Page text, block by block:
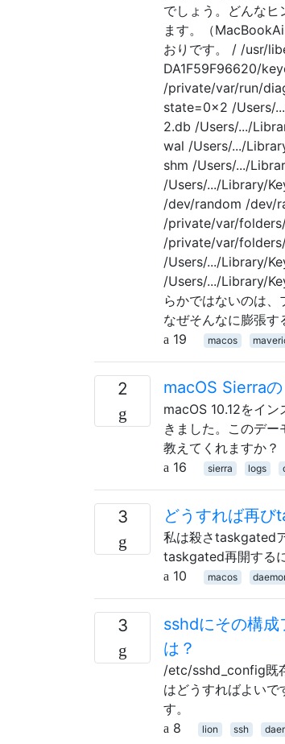
でしょう。どんな
ます。（
おりです。 / /usr/
DA1F59F96620/
/private/var/run/
state=0x2 /Users/
2.db /Users/.../
wal /Users/.../
shm /Users/.../
/Users/.../Library/
/dev/random /dev/
/private/var/
/private/var/
/Users/.../Library/
/Users/.../Library/
らかではないのは
なぜそんなに膨張す
19
macos
2 macOS Sierra
macOS 10.12をイ
きました。このデ
教えてくれますか？
16
sierra logs
3 どうすれば再び
私は殺さtaskgated
taskgated再開する
10
macos
3
sshdにその構成
は？
/etc/sshd_config既
はどうすればよい
す。
8
lion ssh